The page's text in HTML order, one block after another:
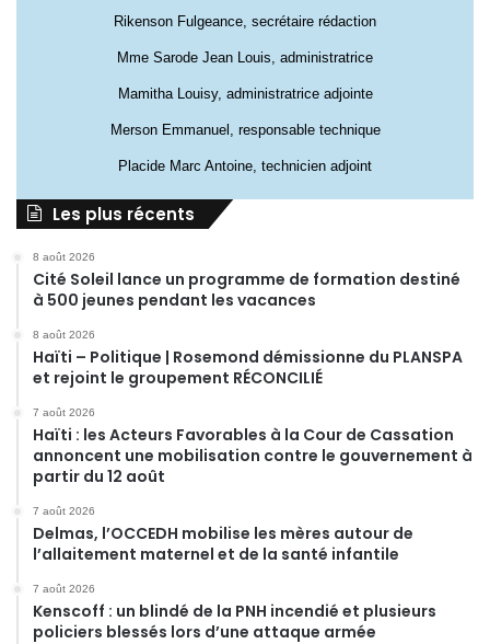
Rikenson Fulgeance, secrétaire rédaction
Mme Sarode Jean Louis, administratrice
Mamitha Louisy, administratrice adjointe
Merson Emmanuel, responsable technique
Placide Marc Antoine, technicien adjoint
Les plus récents
8 août 2026
Cité Soleil lance un programme de formation destiné
à 500 jeunes pendant les vacances
8 août 2026
Haïti – Politique | Rosemond démissionne du PLANSPA
et rejoint le groupement RÉCONCILIÉ
7 août 2026
Haïti : les Acteurs Favorables à la Cour de Cassation
annoncent une mobilisation contre le gouvernement à
partir du 12 août
7 août 2026
Delmas, l’OCCEDH mobilise les mères autour de
l’allaitement maternel et de la santé infantile
7 août 2026
Kenscoff : un blindé de la PNH incendié et plusieurs
policiers blessés lors d’une attaque armée